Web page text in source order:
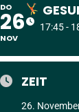
DO
26
NOV
17:45 -
ZEIT
26.